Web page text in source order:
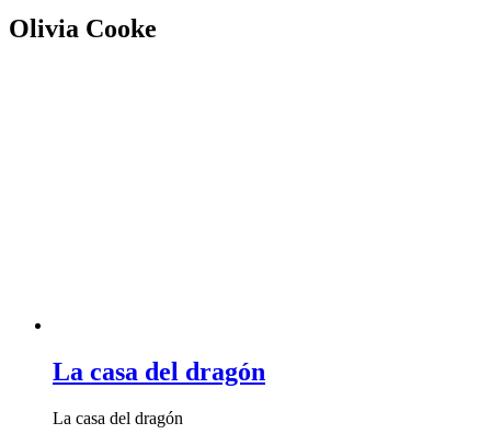
Olivia Cooke
La casa del dragón
La casa del dragón